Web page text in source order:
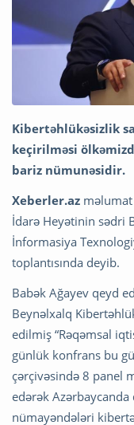
Kibertəhlükəsizlik
keçirilməsi
bariz nümunəsidir.
Xeberler.az
İdarə Heyətinin sədri
İnformasiya
toplantısında deyib.
Babək Ağayev qeyd
Beynəlxalq
edilmiş “Rəqəmsal
günlük konfrans bu
çərçivəsində 8 panel
edərək
nümayəndələri